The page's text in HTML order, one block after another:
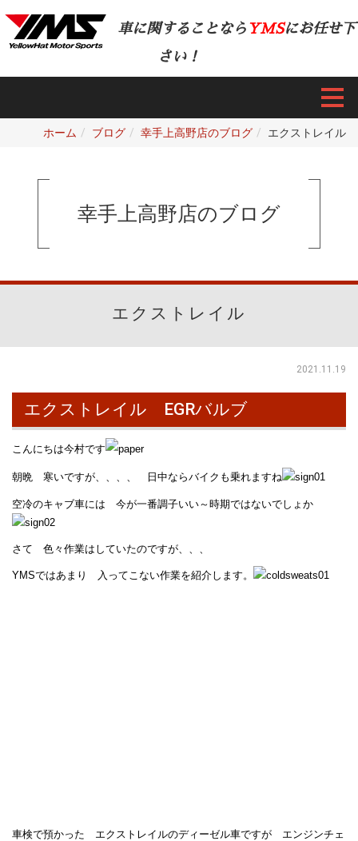
車に関することなら YMSにお任せ下
さい！
ホーム ブログ 幸手上高野店のブログ エクストレイル
幸手上高野店のブログ
エクストレイル
2021.11.19
エクストレイル EGRバルブ
こんにちは今村です
朝晩 寒いですが、、、、 日中ならバイクも乗れますね
空冷のキャブ車には 今が一番調子いい～時期ではないでしょか
さて 色々作業はしていたのですが、、、
YMSではあまり 入ってこない作業を紹介します。
車検で預かった エクストレイルのディーゼル車ですが エンジンチェ